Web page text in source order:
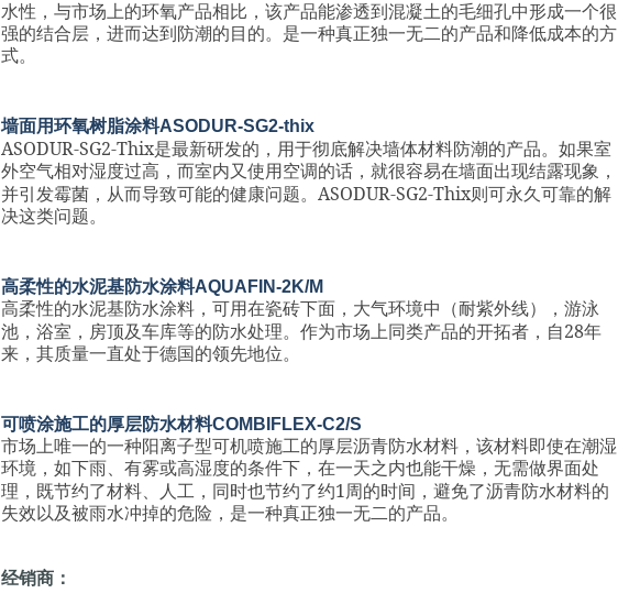
水性，与市场上的环氧产品相比，该产品能渗透到混凝土的毛细孔中形成一个很
强的结合层，进而达到防潮的目的。是一种真正独一无二的产品和降低成本的方
式。
墙面用环氧树脂涂料ASODUR-SG2-thix
ASODUR-SG2-Thix是最新研发的，用于彻底解决墙体材料防潮的产品。如果室
外空气相对湿度过高，而室内又使用空调的话，就很容易在墙面出现结露现象，
并引发霉菌，从而导致可能的健康问题。 ASODUR-SG2-Thix则可永久可靠的解
决这类问题。
高柔性的水泥基防水涂料AQUAFIN-2K/M
高柔性的水泥基防水涂料，可用在瓷砖下面，大气环境中（耐紫外线），游泳
池，浴室，房顶及车库等的防水处理。作为市场上同类产品的开拓者，自28年
来，其质量一直处于德国的领先地位。
可喷涂施工的厚层防水材料COMBIFLEX-C2/S
市场上唯一的一种阳离子型可机喷施工的厚层沥青防水材料，该材料即使在潮湿
环境，如下雨、有雾或高湿度的条件下，在一天之内也能干燥，无需做界面处
理，既节约了材料、人工，同时也节约了约1周的时间，避免了沥青防水材料的
失效以及被雨水冲掉的危险，是一种真正独一无二的产品。
经销商：